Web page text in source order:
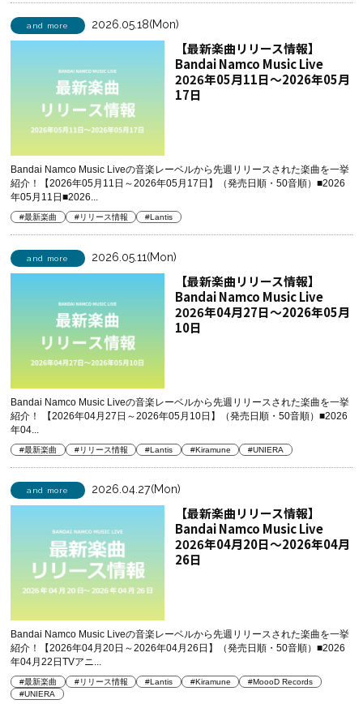
and more 2026.05.18(Mon)
【最新楽曲リリース情報】
Bandai Namco Music Live
2026年05月11日～2026年05月
17日
Bandai Namco Music Liveの音楽レーベルから先週リリースされた楽曲を一挙
紹介！【2026年05月11日～2026年05月17日】（発売日順・50音順）■2026
年05月11日■2026...
#最新楽曲 #リリース情報 #Lantis
and more 2026.05.11(Mon)
【最新楽曲リリース情報】
Bandai Namco Music Live
2026年04月27日～2026年05月
10日
Bandai Namco Music Liveの音楽レーベルから先週リリースされた楽曲を一挙
紹介！ 【2026年04月27日～2026年05月10日】（発売日順・50音順）■2026
年04...
#最新楽曲 #リリース情報 #Lantis #Kiramune #UNIERA
and more 2026.04.27(Mon)
【最新楽曲リリース情報】
Bandai Namco Music Live
2026年04月20日～2026年04月
26日
Bandai Namco Music Liveの音楽レーベルから先週リリースされた楽曲を一挙
紹介！【2026年04月20日～2026年04月26日】（発売日順・50音順）■2026
年04月22日TVアニ...
#最新楽曲 #リリース情報 #Lantis #Kiramune
#MoooD Records
#UNIERA